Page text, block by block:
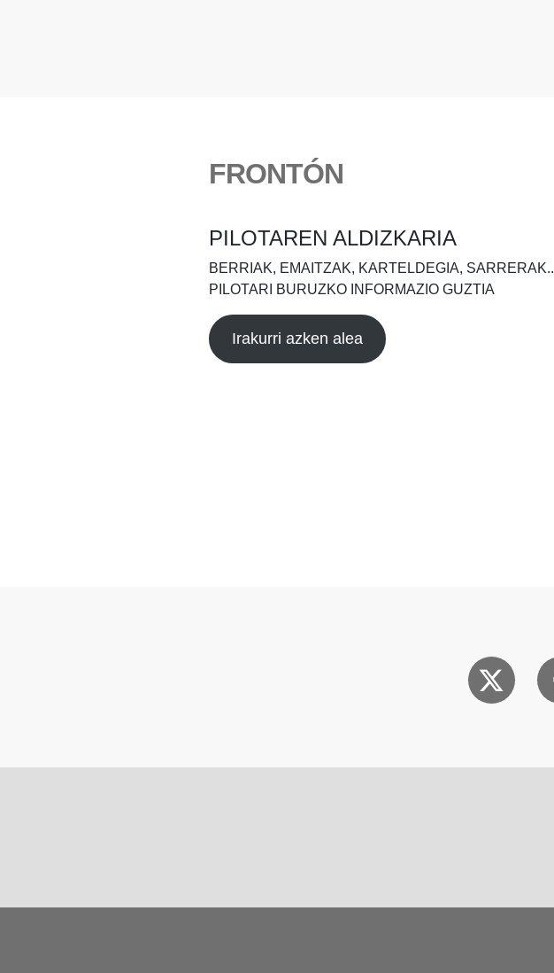
FRONTÓN
PILOTAREN ALDIZKARIA
BERRIAK, EMAITZAK, KARTELDEGIA, SARRERAK..
PILOTARI BURUZKO INFORMAZIO GUZTIA
Irakurri azken alea